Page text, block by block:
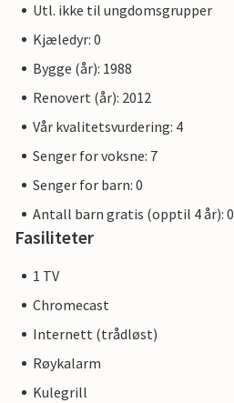
Utl. ikke til ungdomsgrupper
Kjæledyr: 0
Bygge (år): 1988
Renovert (år): 2012
Vår kvalitetsvurdering: 4
Senger for voksne: 7
Senger for barn: 0
Antall barn gratis (opptil 4 år): 0
Fasiliteter
1 TV
Chromecast
Internett (trådløst)
Røykalarm
Kulegrill